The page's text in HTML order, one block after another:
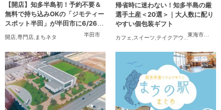
半田市
【開店】知多半島初！予約不要＆
無料で持ち込みOKの「ジモティー
スポット半田」が半田市に6/26
(金)オープン
開店,専門店, まちネタ 東海市
,大府
帰省時に迷わない！知多半島の厳
選手土産＜20選＞｜大人数に配り
やすい個包装ギフト
カフェ,スイーツ,テイクアウト ,まとめ記事